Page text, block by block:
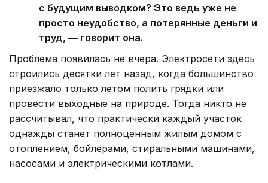
с будущим выводком? Это ведь уже не
просто неудобство, а потерянные деньги и
труд, — говорит она.
Проблема появилась не вчера. Электросети здесь
строились десятки лет назад, когда большинство
приезжало только летом полить грядки или
провести выходные на природе. Тогда никто не
рассчитывал, что практически каждый участок
однажды станет полноценным жилым домом с
отоплением, бойлерами, стиральными машинами,
насосами и электрическими котлами.